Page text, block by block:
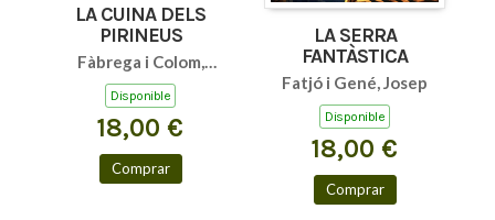
LA CUINA DELS
PIRINEUS
Fàbrega i Colom,
Jaume
Disponible
18,00 €
Comprar
LA SERRA
FANTÀSTICA
Fatjó i Gené, Josep
Disponible
18,00 €
Comprar